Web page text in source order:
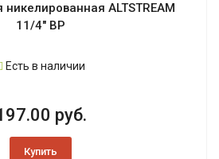
ALTSTREAM
11/4" ВР
Есть в наличии
руб.
Купить